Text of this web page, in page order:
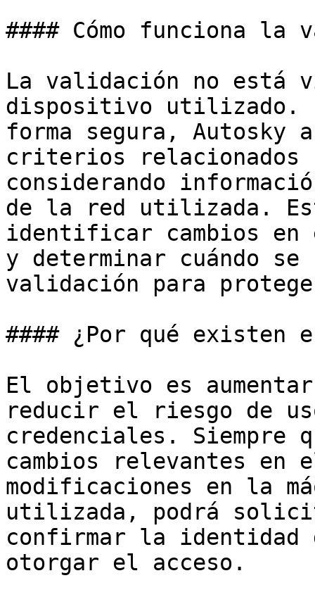
#### Cómo funciona la
La validación no está
dispositivo utilizado.
forma segura, Autosky
criterios relacionados
considerando
de la red utilizada.
identificar cambios en
y determinar cuándo se
validación para
#### ¿Por qué existen
El objetivo es
reducir el riesgo de
credenciales. Siempre
cambios relevantes en
modificaciones en la
utilizada, podrá
confirmar la identidad
otorgar el acceso.